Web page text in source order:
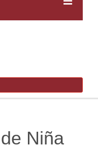
Niña